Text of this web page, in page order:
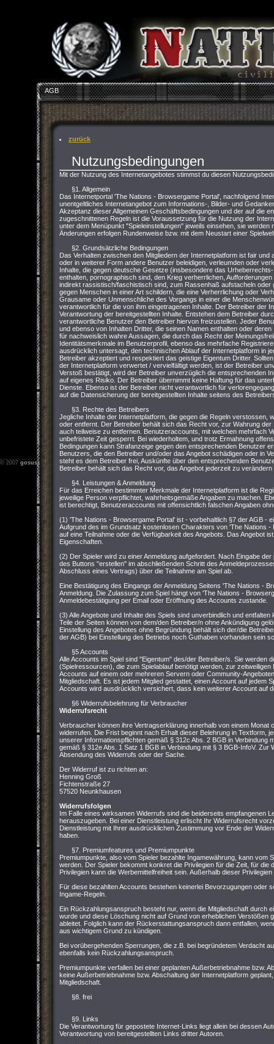
AGB
zurück
Nutzungsbedingungen
Mit der Nutzung des Internetangebotes stimmst du diesen
§1. Allgemein
Das Internetportal 'The Nations - Browsergame Portal', nachfolgend
unentgeltliches Internetangebot zum Informations-, Bilder- und
Akzeptanz dieser Allgemeinen Geschäftsbedingungen und der auf die
zugeschnittenen Regeln ist die Voraussetzung für die Nutzung der
unter dem Menüpunkt "Spieleinstellungen" jeweils einsehen, sie werden
Änderungen erfolgen Rundenweise bzw. mit dem Neustart einer
§2. Grundsätzliche Bedingungen
Das Verhalten zwischen den Mitgliedern der Internetplatform ist fair
oder in weiterer Form andere Benutzer beleidigen, verleumden oder
Inhalte, die gegen deutsche Gesetze (insbesondere das
enthalten, pornographisch sind, den Krieg verherrlichen,
indirekt rassistisch/faschistisch sind, zum Rassenhaß aufstacheln
gegen Menschen in einer Art schildern, die eine Verherrlichung oder
Grausame oder Unmenschliche des Vorgangs in einer die
verantwortlich für die von ihm eingetragenen Inhalte. Der Betreiber der
Verantwortung der bereitgestellten Inhalte. Entstehen dem Betreiber
verantwortliche Benutzer den Betreiber hiervon freizustellen. Jeder
und ebenso von Inhalten Dritter, die seinen Namen enthalten oder
für nachweislich wahre Aussagen, die durch das Recht der
Identitätsmerkmale im Benutzerprofil, ebenso das mehrfache
ausdrücklich untersagt, den technischen Ablauf der Internetplatform in
Betreiber akzeptiert und respektiert das geistige Eigentum Dritter.
der Internetplatform verwertet / vervielfältigt werden, ist der Betreiber
Verstoß bestätigt, wird der Betreiber unverzüglich die entsprechenden
auf eigenes Risiko. Der Betreiber übernimmt keine Haftung für das
Dienste. Ebenso ist der Betreiber nicht verantwortlich für
auf die Datensicherung der bereitgestellten Inhalte seitens des
§3. Rechte des Betreibers
Jegliche Inhalte der Internetplatform, die gegen die Regeln verstossen,
oder entfernt. Der Betreiber behält sich das Recht vor, zur Wahrung
auch teilweise zu entfernen. Benutzeraccounts, mit welchen mehrfach
unbefristete Zeit gesperrt. Bei wiederholtem, und trotz Ermahnung
Bedingungen kann Strafanzeige gegen den entsprechenden Benutzer
Benutzers, die den Betreiber und/oder das Angebot schädigen oder in
steht es dem Betreiber frei, Auskünfte über den entsprechenden
Betreiber behält sich das Recht vor, das Angebot jederzeit zu
§4. Leistungen & Anmeldung
Für das Erreichen bestimmter Merkmale der Internetplatform ist die
jeweilige Person verpflichtet, wahrheitsgemäße Angaben zu machen.
ist berechtigt, Benutzeraccounts mit offensichtlich falschen Angaben
(1) 'The Nations - Browsergame Portal' ist - vorbehaltlich §7 der AGB -
Aufgrund des im Grundsatz kostenlosen Charakters von 'The Nations
auf eine Teilnahme oder die Verfügbarkeit des Angebots. Das Angebot
Eigenschaften.
(2) Der Spieler wird zu einer Anmeldung aufgefordert. Nach Eingabe
des Buttons "erstellen" im abschließenden Schritt des
Abschluss eines Vertrags) über die Teilnahme am Spiel ab.
Eine Bestätigung des Eingangs der Anmeldung Seitens 'The Nations -
Anmeldung. Die Zulassung zum Spiel hängt von 'The Nations -
Anmeldebestätigung per Email oder Eröffnung des Accounts zustande.
(3) Alle Angebote und Inhalte des Spiels sind unverbindlich und
Teile der Seiten können von dem/den Betreiber/n ohne Ankündigung
Einstellung des Angebotes ohne Begründung behält sich der/die
der AGB) bei Einstellung des Betriebs noch Guthaben vorhanden sein
§5 Accounts
Alle Accounts im Spiel sind "Eigentum" des/der Betreiber/s. Sie werden
(Spielressourcen), die zum Spielablauf benötigt werden, zur
Accounts auf einem oder mehreren Servern oder Community-
Mitgliedschaft. Es ist jedem Mitglied gestattet, einen Account auf jedem
Accounts wird ausdrücklich versichert, dass kein weiterer Account auf
§6 Widerrufsbelehrung für Verbraucher
Widerrufsrecht
Verbraucher können ihre Vertragserklärung innerhalb von einem
widerrufen. Die Frist beginnt nach Erhalt dieser Belehrung in Textform,
unserer Informationspflichten gemäß § 312c Abs. 2 BGB in Verbindung
gemäß § 312e Abs. 1 Satz 1 BGB in Verbindung mit § 3 BGB-InfoV.
Absendung des Widerrufs oder der Sache.
Der Widerruf ist zu richten an:
Henning Groß
Fichtenstraße 27
57520 Neunkhausen
Widerrufsfolgen
Im Falle eines wirksamen Widerrufs sind die beiderseits empfangenen
herauszugeben. Bei einer Dienstleistung erlischt Ihr Widerrufsrecht
Dienstleistung mit Ihrer ausdrücklichen Zustimmung vor Ende der
haben.
§7. Premiumfeatures und Premiumpunkte
Premiumpunkte, also vom Spieler bezahlte Ingamewährung, kann
werden. Der Spieler bekommt konkret die Privilegien für die Zeit, für die
Privilegien kann die Werbemittelfreiheit sein. Außerhalb dieser
Für diese bezahlten Accounts bestehen keinerlei Bevorzugungen oder
Ingame-Regeln.
Ein Rückzahlungsanspruch besteht nur, wenn die Mitgliedschaft durch
wurde und diese Löschung nicht auf Grund von erheblichen Verstößen
ableitet. Folglich kann der Rückerstattungsanspruch dann entfallen,
aus wichtigem Grund zu kündigen.
Bei vorübergehenden Sperrungen, die z.B. bei begründetem Verdacht
ebenfalls kein Rückzahlungsanspruch.
Premiumpunkte verfallen bei einer geplanten Außerbetriebnahme bzw.
keine Außerbetriebnahme bzw. Abschaltung der Internetplatform
Mitgliedschaft.
§8. frei
§9. Links
Die Verantwortung für gepostete Internet-Links liegt allein bei dessen
Verantwortung von bereitgestellten Links dritter Autoren.
© 2007 gosus.net Impressum -Nutzungsbedingungen-Datenschutz